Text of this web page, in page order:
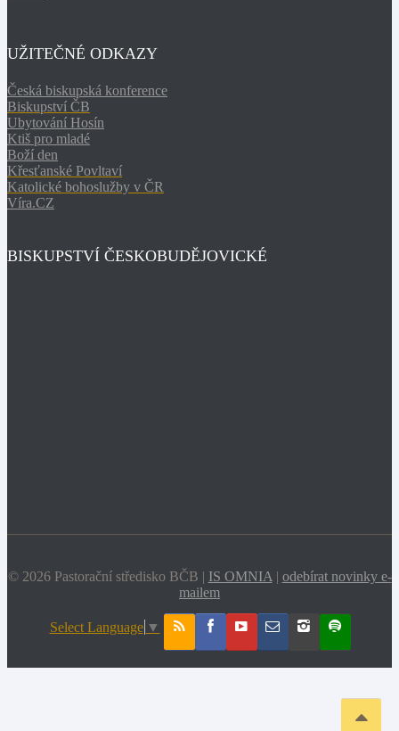
UŽITEČNÉ ODKAZY
Česká biskupská konference
Biskupství ČB
Ubytování Hosín
Ktiš pro mladé
Boží den
Křesťanské Povltaví
Katolické bohoslužby v ČR
Víra.CZ
BISKUPSTVÍ ČESKOBUDĚJOVICKÉ
© 2026 Pastorační středisko BČB | IS OMNIA | odebírat novinky e-
mailem
Select Language ▼